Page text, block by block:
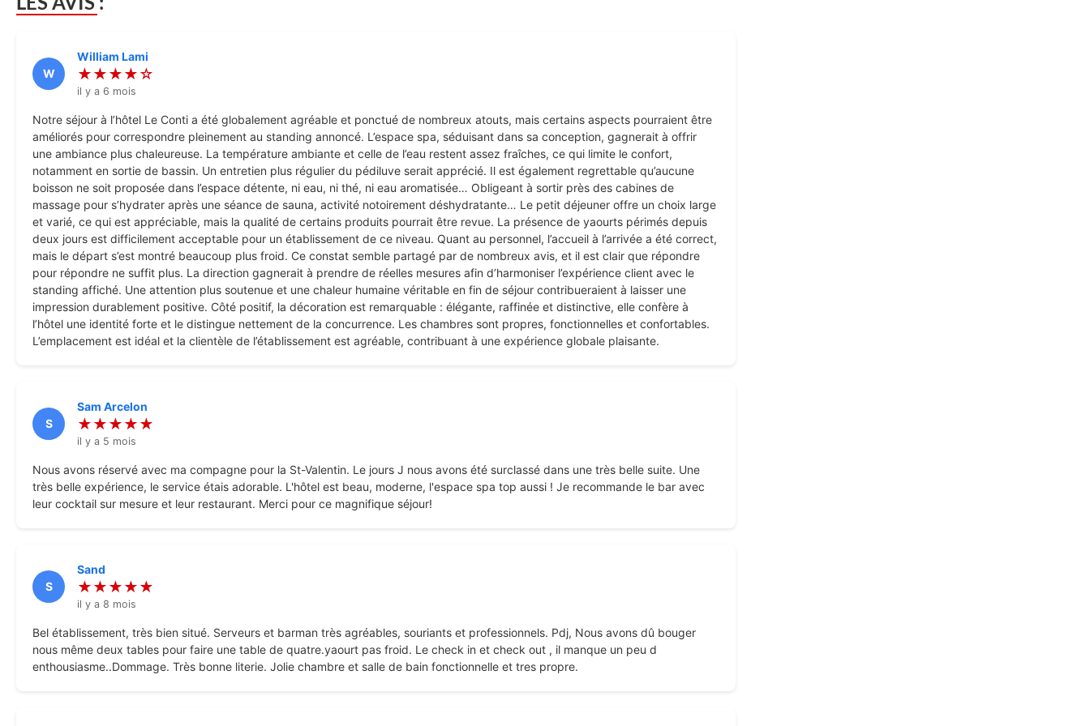
W
William Lami
★★★★☆
il y a 6 mois
Notre séjour à l’hôtel Le Conti a été globalement agréable et ponctué de nombreux atouts, mais certains aspects pourraient être
améliorés pour correspondre pleinement au standing annoncé. L’espace spa, séduisant dans sa conception, gagnerait à offrir
une ambiance plus chaleureuse. La température ambiante et celle de l’eau restent assez fraîches, ce qui limite le confort,
notamment en sortie de bassin. Un entretien plus régulier du pédiluve serait apprécié. Il est également regrettable qu’aucune
boisson ne soit proposée dans l’espace détente, ni eau, ni thé, ni eau aromatisée… Obligeant à sortir près des cabines de
massage pour s’hydrater après une séance de sauna, activité notoirement déshydratante… Le petit déjeuner offre un choix large
et varié, ce qui est appréciable, mais la qualité de certains produits pourrait être revue. La présence de yaourts périmés depuis
deux jours est difficilement acceptable pour un établissement de ce niveau. Quant au personnel, l’accueil à l’arrivée a été correct,
mais le départ s’est montré beaucoup plus froid. Ce constat semble partagé par de nombreux avis, et il est clair que répondre
pour répondre ne suffit plus. La direction gagnerait à prendre de réelles mesures afin d’harmoniser l’expérience client avec le
standing affiché. Une attention plus soutenue et une chaleur humaine véritable en fin de séjour contribueraient à laisser une
impression durablement positive. Côté positif, la décoration est remarquable : élégante, raffinée et distinctive, elle confère à
l’hôtel une identité forte et le distingue nettement de la concurrence. Les chambres sont propres, fonctionnelles et confortables.
L’emplacement est idéal et la clientèle de l’établissement est agréable, contribuant à une expérience globale plaisante.
S
Sam Arcelon
★★★★★
il y a 5 mois
Nous avons réservé avec ma compagne pour la St-Valentin. Le jours J nous avons été surclassé dans une très belle suite. Une
très belle expérience, le service étais adorable. L'hôtel est beau, moderne, l'espace spa top aussi ! Je recommande le bar avec
leur cocktail sur mesure et leur restaurant. Merci pour ce magnifique séjour!
S
Sand
★★★★★
il y a 8 mois
Bel établissement, très bien situé. Serveurs et barman très agréables, souriants et professionnels. Pdj, Nous avons dû bouger
nous même deux tables pour faire une table de quatre.yaourt pas froid. Le check in et check out , il manque un peu d
enthousiasme..Dommage. Très bonne literie. Jolie chambre et salle de bain fonctionnelle et tres propre.